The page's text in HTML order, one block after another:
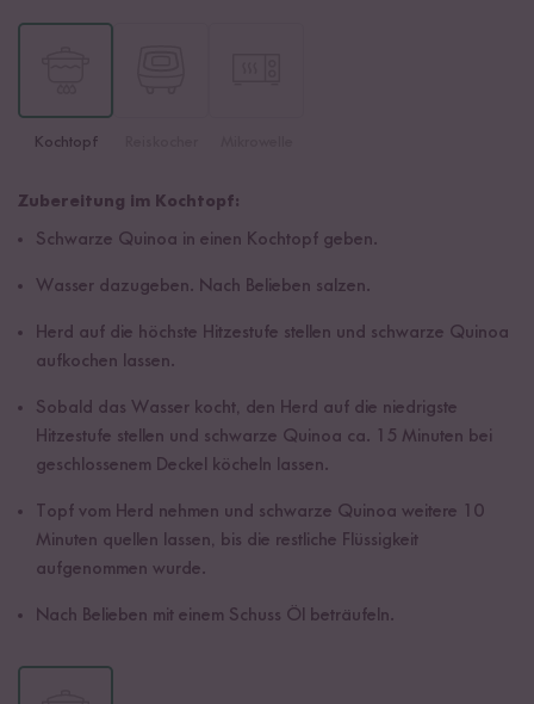
Kochtopf
Zubereitung im Kochtopf:
Schwarze Quinoa in einen Kochtopf geben.
Wasser dazugeben. Nach Belieben salzen.
Herd auf die höchste Hitzestufe stellen und schwarze Quinoa
aufkochen lassen.
Sobald das Wasser kocht, den Herd auf die niedrigste
Hitzestufe stellen und schwarze Quinoa ca. 15 Minuten bei
geschlossenem Deckel köcheln lassen.
Topf vom Herd nehmen und schwarze Quinoa weitere 10
Minuten quellen lassen, bis die restliche Flüssigkeit
aufgenommen wurde.
Nach Belieben mit einem Schuss Öl beträufeln.